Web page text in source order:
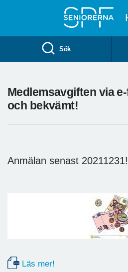
Sök
Medlemsavgiften via
och bekvämt!
Anmälan senast 20211231!
Läs mer!